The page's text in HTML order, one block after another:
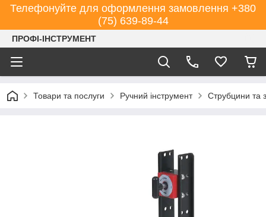
Телефонуйте для оформлення замовлення +380
(75) 639-89-44
ПРОФІ-ІНСТРУМЕНТ
Товари та послуги Ручний інструмент Струбцини та